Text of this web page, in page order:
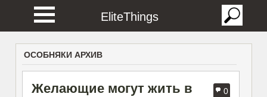
EliteThings
ОСОБНЯКИ АРХИВ
0
Желающие могут жить в